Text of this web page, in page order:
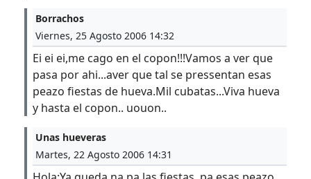
Borrachos
Viernes, 25 Agosto 2006 14:32
Ei ei ei,me cago en el copon!!!Vamos a ver que
pasa por ahi...aver que tal se pressentan esas
peazo fiestas de hueva.Mil cubatas...Viva hueva
y hasta el copon.. uouon..
Unas hueveras
Martes, 22 Agosto 2006 14:31